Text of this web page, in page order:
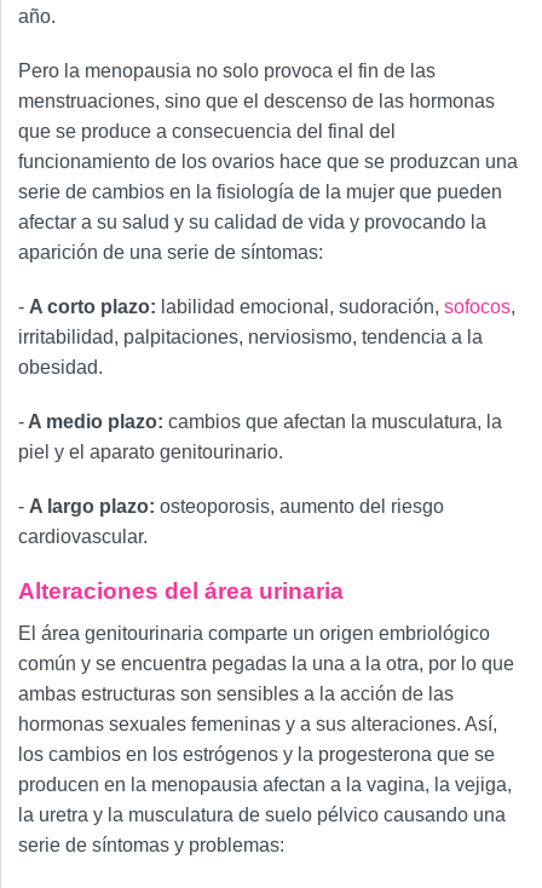
año.
Pero la menopausia no solo provoca el fin de las
menstruaciones, sino que el descenso de las hormonas
que se produce a consecuencia del final del
funcionamiento de los ovarios hace que se produzcan una
serie de cambios en la fisiología de la mujer que pueden
afectar a su salud y su calidad de vida y provocando la
aparición de una serie de síntomas:
- A corto plazo: labilidad emocional, sudoración, sofocos,
irritabilidad, palpitaciones, nerviosismo, tendencia a la
obesidad.
- A medio plazo: cambios que afectan la musculatura, la
piel y el aparato genitourinario.
- A largo plazo: osteoporosis, aumento del riesgo
cardiovascular.
Alteraciones del área urinaria
El área genitourinaria comparte un origen embriológico
común y se encuentra pegadas la una a la otra, por lo que
ambas estructuras son sensibles a la acción de las
hormonas sexuales femeninas y a sus alteraciones. Así,
los cambios en los estrógenos y la progesterona que se
producen en la menopausia afectan a la vagina, la vejiga,
la uretra y la musculatura de suelo pélvico causando una
serie de síntomas y problemas: